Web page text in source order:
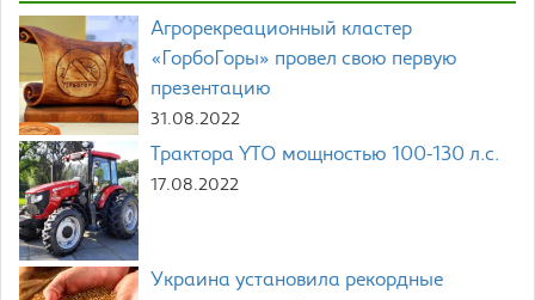
Агрорекреационный кластер
«ГорбоГоры» провел свою первую
презентацию
31.08.2022
Трактора YTO мощностью 100-130 л.с.
17.08.2022
Украина установила рекордные